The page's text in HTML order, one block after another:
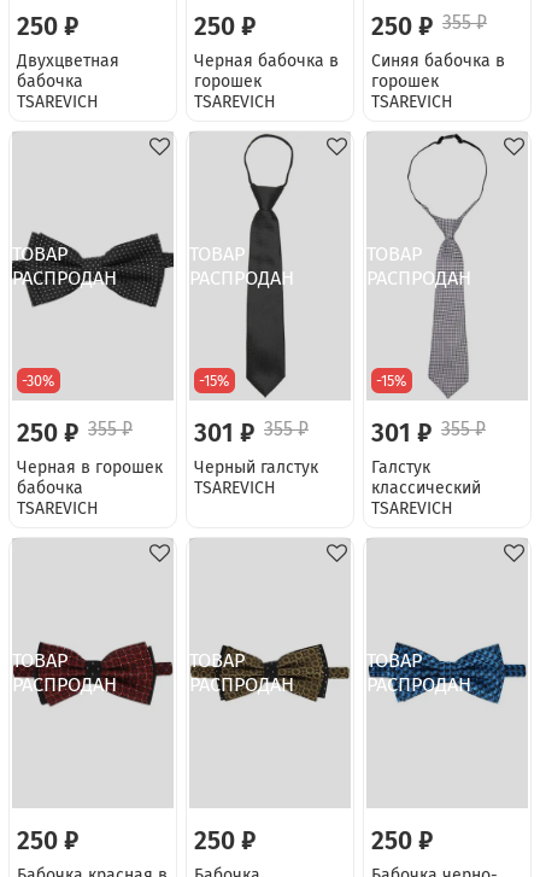
250 ₽
Двухцветная
бабочка
TSAREVICH
250 ₽
Черная бабочка в
горошек
TSAREVICH
250 ₽ 355 ₽
Синяя бабочка в
горошек
TSAREVICH
-30%
250 ₽ 355 ₽
Черная в горошек
бабочка
TSAREVICH
-15%
301 ₽ 355 ₽
Черный галстук
TSAREVICH
-15%
301 ₽ 355 ₽
Галстук
классический
TSAREVICH
250 ₽ 250 ₽ 250 ₽